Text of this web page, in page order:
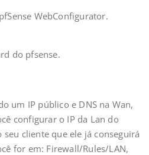
WebConfigurator.
do pfsense.
um IP público e DNS na Wan,
configurar o IP da Lan do
seu cliente que ele já conseguirá
for em: Firewall/Rules/LAN,